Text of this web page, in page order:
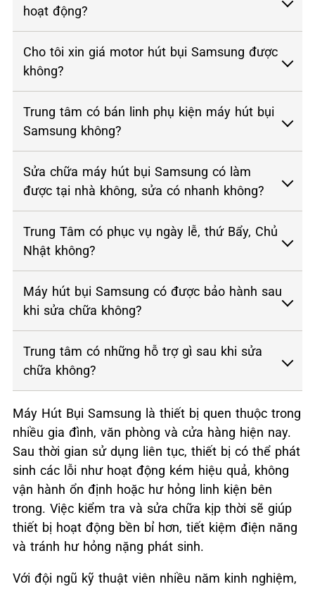
hoạt động?
Cho tôi xin giá motor hút bụi Samsung được
không?
Trung tâm có bán linh phụ kiện máy hút bụi
Samsung không?
Sửa chữa máy hút bụi Samsung có làm
được tại nhà không, sửa có nhanh không?
Trung Tâm có phục vụ ngày lễ, thứ Bẩy, Chủ
Nhật không?
Máy hút bụi Samsung có được bảo hành sau
khi sửa chữa không?
Trung tâm có những hỗ trợ gì sau khi sửa
chữa không?
Máy Hút Bụi Samsung là thiết bị quen thuộc trong
nhiều gia đình, văn phòng và cửa hàng hiện nay.
Sau thời gian sử dụng liên tục, thiết bị có thể phát
sinh các lỗi như hoạt động kém hiệu quả, không
vận hành ổn định hoặc hư hỏng linh kiện bên
trong. Việc kiểm tra và sửa chữa kịp thời sẽ giúp
thiết bị hoạt động bền bỉ hơn, tiết kiệm điện năng
và tránh hư hỏng nặng phát sinh.
Với đội ngũ kỹ thuật viên nhiều năm kinh nghiệm,